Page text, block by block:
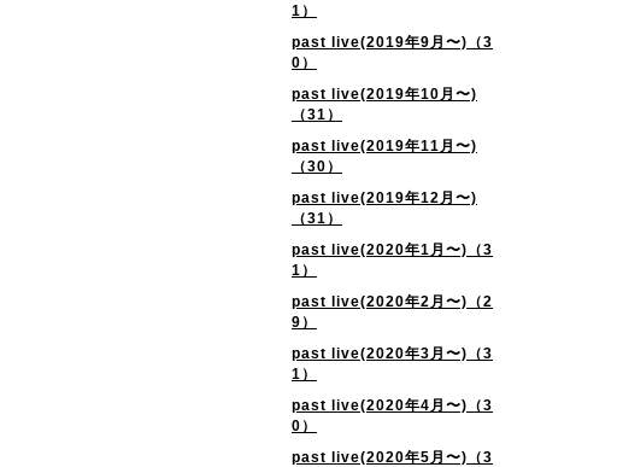
1）
past live(2019年9月〜)（3
0）
past live(2019年10月〜)
（31）
past live(2019年11月〜)
（30）
past live(2019年12月〜)
（31）
past live(2020年1月〜)（3
1）
past live(2020年2月〜)（2
9）
past live(2020年3月〜)（3
1）
past live(2020年4月〜)（3
0）
past live(2020年5月〜)（3